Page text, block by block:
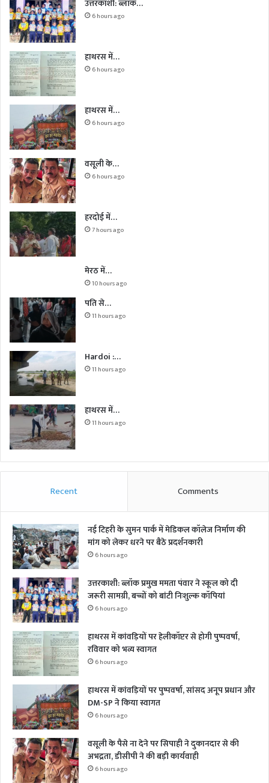
उत्तरकाशी: ब्लॉक…
6 hours ago
हाथरस में…
6 hours ago
हाथरस में…
6 hours ago
वसूली के…
6 hours ago
हरदोई में…
7 hours ago
मेरठ में…
10 hours ago
पति से…
11 hours ago
Hardoi :…
11 hours ago
हाथरस में…
11 hours ago
Recent Comments
नई टिहरी के सुमन पार्क में मेडिकल कॉलेज निर्माण की
मांग को लेकर धरने पर बैठे प्रदर्शनकारी
6 hours ago
उत्तरकाशी: ब्लॉक प्रमुख ममता पंवार ने स्कूल को दी
जरूरी सामग्री, बच्चों को बांटी निःशुल्क कॉपियां
6 hours ago
हाथरस में कांवड़ियों पर हेलीकॉप्टर से होगी पुष्पवर्षा,
रविवार को भव्य स्वागत
6 hours ago
हाथरस में कांवड़ियों पर पुष्पवर्षा, सांसद अनूप प्रधान और
DM-SP ने किया स्वागत
6 hours ago
वसूली के पैसे ना देने पर सिपाही ने दुकानदार से की
अभद्रता, डीसीपी ने की बड़ी कार्यवाही
6 hours ago